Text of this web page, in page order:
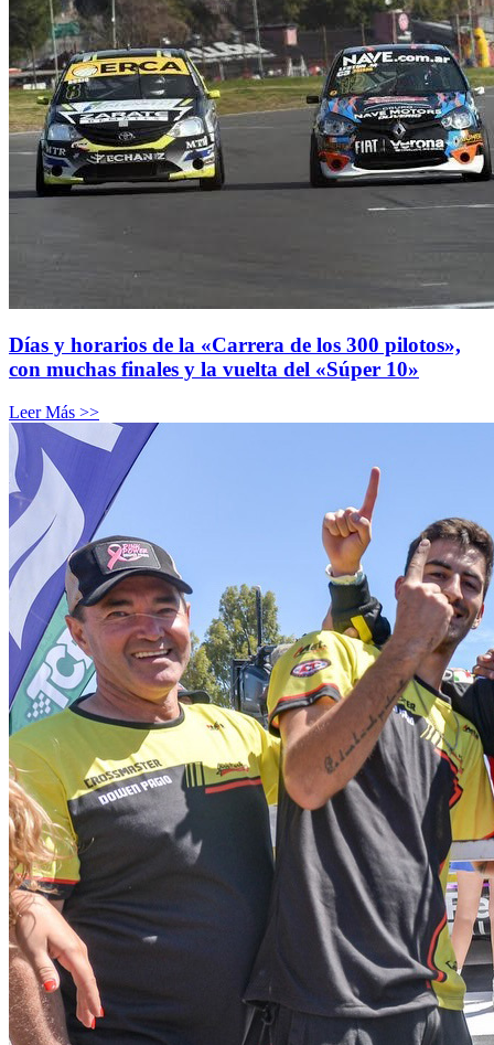
Días y horarios de la «Carrera de los 300 pilotos»,
con muchas finales y la vuelta del «Súper 10»
Leer Más >>